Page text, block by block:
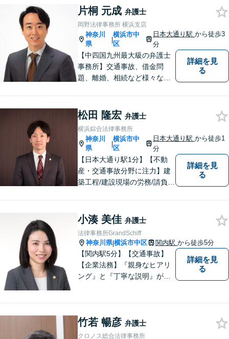
けるお手伝いをさせていただ
きます。 どんな小さな不安で
も、お気軽にご相談くださ
い。
片桐 元成 弁護士
岡野法律事務所 横浜支店
神奈川
県
|
横浜市中
区
日本大通り駅から徒歩3
分
【中四国九州最大級の弁護士
事務所】交通事故、借金問
題、離婚、相続など様々な問
まずはお気軽にご相談くださ
い！
詳細を見
る
松田 隆宏 弁護士
横浜綜合法律事務所
神奈川
県
|
横浜市中
区
日本大通り駅から徒歩1
分
【日本大通り駅1分】【不動
産・交通事故分野に注力】建
築工程/建設現場の労務/請負契
ドバイスを提供します！ま
た、500件以上の交通事故案
件対応の実績から、皆様の利
益の最大化に努めます。【初
回相談無料】
詳細を見
る
小湊 美佳 弁護士
法律事務所GrandSchiff
神奈川県|横浜市中区 関内駅 から徒歩5分
【関内駅5分】【交通事故】
【企業法務】『親身なヒアリ
ング』と『丁寧な説明』がモ
頼者様が安心して将来を過ご
せるようになるための支援を
詳細を見
る
竹若 暢彦 弁護士
クロノス総合法律事務所